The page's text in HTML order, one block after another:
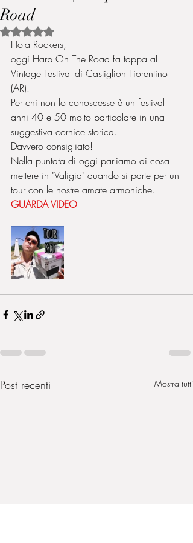
Road
Valutazione NaN stelle su 5.
Hola Rockers,
oggi Harp On The Road fa tappa al
Vintage Festival di Castiglion Fiorentino
(AR).
Per chi non lo conoscesse è un festival
anni 40 e 50 molto particolare in una
suggestiva cornice storica.
Davvero consigliato!
Nella puntata di oggi parliamo di cosa
mettere in "Valigia" quando si parte per un
tour con le nostre amate armoniche.
GUARDA VIDEO
Post recenti Mostra tutti